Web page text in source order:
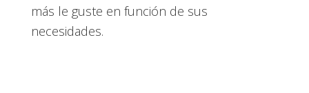
más le guste en función de sus
necesidades.